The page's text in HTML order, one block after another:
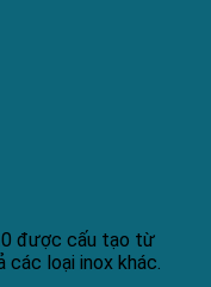
được cấu tạo từ
loại inox khác.